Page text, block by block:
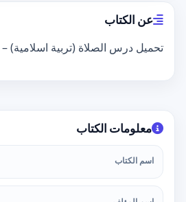
عن الكتاب
تحميل درس الصلاة (تربية اسلامية) –
معلومات الكتاب
اسم الكتاب